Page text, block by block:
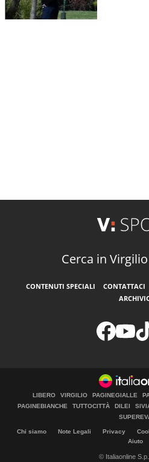
Cerca in
CONTENUTI SPECIALI CONTATTACI
LIBERO VIRGILIO PAGINEGIALLE
PAGINEBIANCHE
TUTTOCITTÀ DILEI
Chi siamo Note Legali Privacy
Aiuto
© Italiaonline